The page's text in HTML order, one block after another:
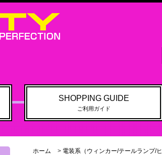
SHOPPING GUIDE
ご利用ガイド
ホーム > 電装系（ウィンカー/テールランプ/